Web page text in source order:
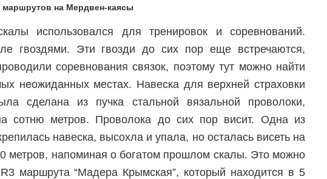
на Мердвен-каясы
использовался для тренировок и соревнований.
гвоздями. Эти гвозди до сих пор еще встречаются,
соревнования связок, поэтому тут можно найти
неожиданных местах. Навеска для верхней страховки
сделана из пучка стальной вязальной проволоки,
сотню метров. Проволока до сих пор висит. Одна из
навеска, высохла и упала, но осталась висеть на
метров, напоминая о богатом прошлом скалы. Это можно
маршрута “Мадера Крымская”, который находится в 5